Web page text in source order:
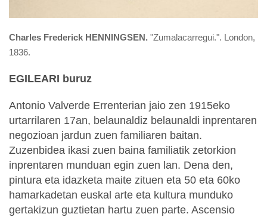
Charles Frederick HENNINGSEN. "Zumalacarregui.". London,
1836.
EGILEARI buruz
Antonio Valverde Errenterian jaio zen 1915eko
urtarrilaren 17an, belaunaldiz belaunaldi inprentaren
negozioan jardun zuen familiaren baitan.
Zuzenbidea ikasi zuen baina familiatik zetorkion
inprentaren munduan egin zuen lan. Dena den,
pintura eta idazketa maite zituen eta 50 eta 60ko
hamarkadetan euskal arte eta kultura munduko
gertakizun guztietan hartu zuen parte. Ascensio